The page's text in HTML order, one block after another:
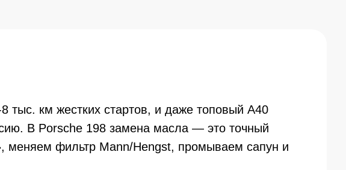
тыс. км жестких стартов, и даже топовый A40
В Porsche 198 замена масла — это точный
меняем фильтр Mann/Hengst, промываем сапун и